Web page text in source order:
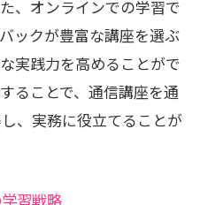
、オンラインでの学習で
ックが豊富な講座を選ぶ
実践力を高めることがで
ることで、通信講座を通
、実務に役立てることが
習戦略